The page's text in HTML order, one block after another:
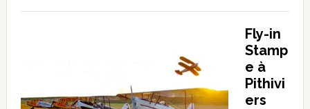
Fly-in
Stamp
e à
Pithivi
ers